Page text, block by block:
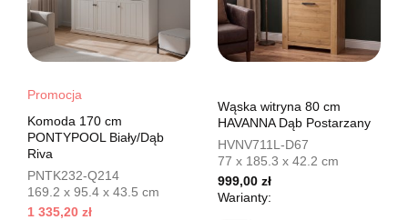
Promocja
Komoda 170 cm
PONTYPOOL Biały/Dąb
Riva
PNTK232-Q214
169.2 x 95.4 x 43.5 cm
1 335,20 zł
Wąska witryna 80 cm
HAVANNA Dąb Postarzany
HVNV711L-D67
77 x 185.3 x 42.2 cm
999,00 zł
Warianty: